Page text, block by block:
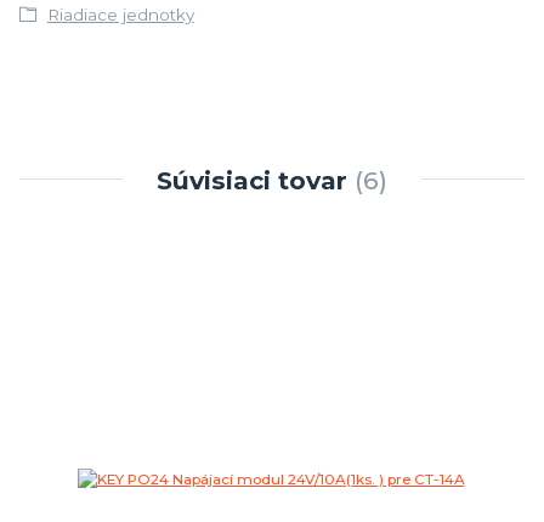
Riadiace jednotky
Súvisiaci tovar 6